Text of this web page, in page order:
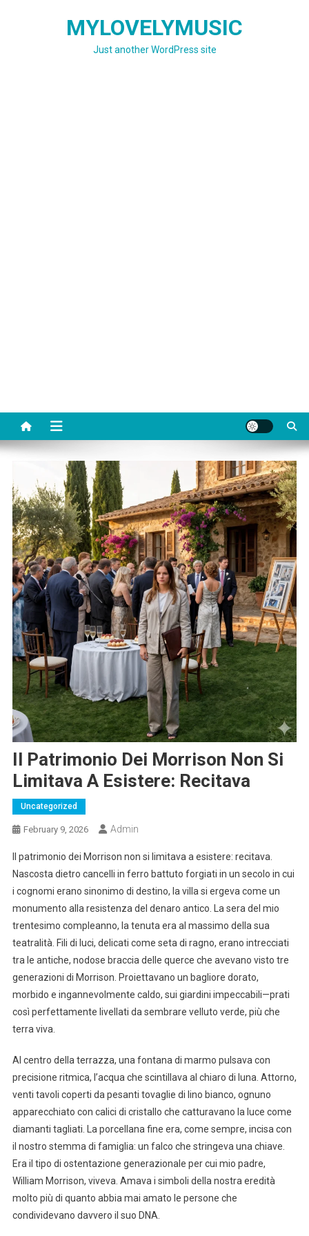
MYLOVELYMUSIC
Just another WordPress site
Il Patrimonio Dei Morrison Non Si
Limitava A Esistere: Recitava
Uncategorized
February 9, 2026 Admin
Il patrimonio dei Morrison non si limitava a esistere: recitava.
Nascosta dietro cancelli in ferro battuto forgiati in un secolo in cui
i cognomi erano sinonimo di destino, la villa si ergeva come un
monumento alla resistenza del denaro antico. La sera del mio
trentesimo compleanno, la tenuta era al massimo della sua
teatralità. Fili di luci, delicati come seta di ragno, erano intrecciati
tra le antiche, nodose braccia delle querce che avevano visto tre
generazioni di Morrison. Proiettavano un bagliore dorato,
morbido e ingannevolmente caldo, sui giardini impeccabili—prati
così perfettamente livellati da sembrare velluto verde, più che
terra viva.
Al centro della terrazza, una fontana di marmo pulsava con
precisione ritmica, l’acqua che scintillava al chiaro di luna. Attorno,
venti tavoli coperti da pesanti tovaglie di lino bianco, ognuno
apparecchiato con calici di cristallo che catturavano la luce come
diamanti tagliati. La porcellana fine era, come sempre, incisa con
il nostro stemma di famiglia: un falco che stringeva una chiave.
Era il tipo di ostentazione generazionale per cui mio padre,
William Morrison, viveva. Amava i simboli della nostra eredità
molto più di quanto abbia mai amato le persone che
condividevano davvero il suo DNA.